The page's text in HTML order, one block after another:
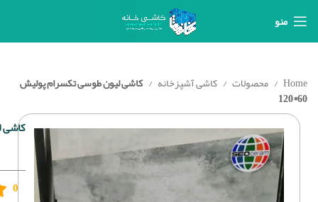
منو
Home محصولات کاشی آشپزخانه کاشی لیون طوسی تکسرام پولیش
60*120
کاشی
0